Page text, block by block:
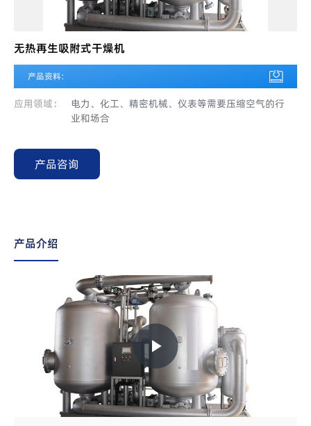
无热再生吸附式干燥机
产品资料:
应用领域：
电力、化工、精密机械、仪表等需要压缩空气的行
业和场合
产品咨询
产品介绍
Play
Video